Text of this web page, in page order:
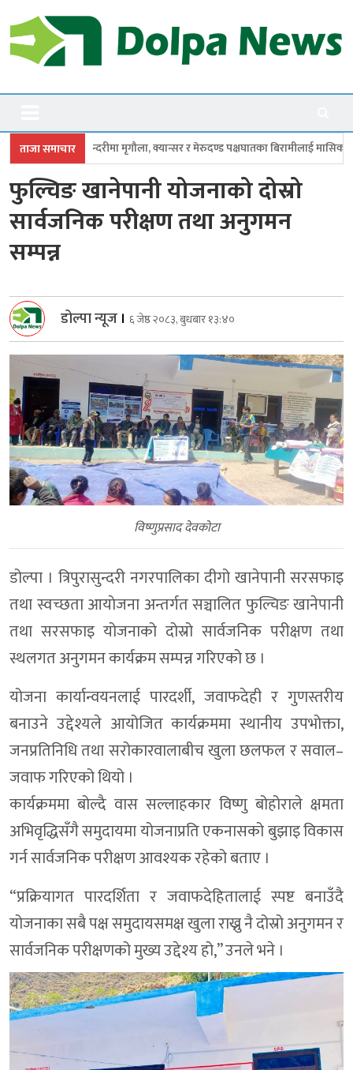
to
content
Dolpanews
ताजा समाचार
मृगौला, क्यान्सर र मेरुदण्ड पक्षघातका बिरामीलाई मासिक ५ हजार सांसददेखि
फुल्चिङ खानेपानी योजनाको दोस्रो
सार्वजनिक परीक्षण तथा अनुगमन
सम्पन्न
डोल्पा न्यूज । ६ जेष्ठ २०८३, बुधबार १३:४०
विष्णुप्रसाद देवकोटा
डोल्पा । त्रिपुरासुन्दरी नगरपालिका दीगो खानेपानी सरसफाइ
तथा स्वच्छता आयाेजना अन्तर्गत सञ्चालित फुल्चिङ खानेपानी
तथा सरसफाइ योजनाको दोस्रो सार्वजनिक परीक्षण तथा
स्थलगत अनुगमन कार्यक्रम सम्पन्न गरिएको छ ।
योजना कार्यान्वयनलाई पारदर्शी, जवाफदेही र गुणस्तरीय
बनाउने उद्देश्यले आयोजित कार्यक्रममा स्थानीय उपभोक्ता,
जनप्रतिनिधि तथा सरोकारवालाबीच खुला छलफल र सवाल–
जवाफ गरिएको थियो ।
कार्यक्रममा बोल्दै वास सल्लाहकार विष्णु बोहोराले क्षमता
अभिवृद्धिसँगै समुदायमा योजनाप्रति एकनासको बुझाइ विकास
गर्न सार्वजनिक परीक्षण आवश्यक रहेको बताए ।
“प्रक्रियागत पारदर्शिता र जवाफदेहितालाई स्पष्ट बनाउँदै
योजनाका सबै पक्ष समुदायसमक्ष खुला राख्नु नै दोस्रो अनुगमन र
सार्वजनिक परीक्षणको मुख्य उद्देश्य हो,” उनले भने ।